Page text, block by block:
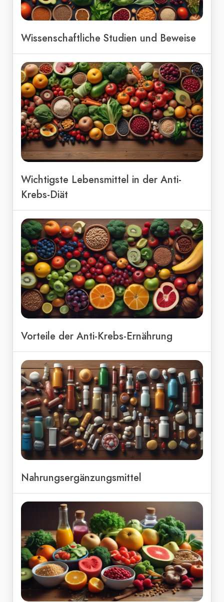
Wissenschaftliche Studien und Beweise
Wichtigste Lebensmittel in der Anti-
Krebs-Diät
Vorteile der Anti-Krebs-Ernährung
Nahrungsergänzungsmittel